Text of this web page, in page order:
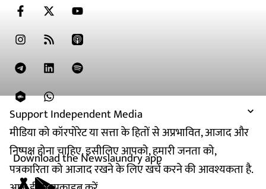
Support Independent Media
मीडिया को कॉरपोरेट या सत्ता के हितों से अप्रभावित, आजाद और
निष्पक्ष होना चाहिए. इसीलिए आपको, हमारी जनता को,
पत्रकारिता को आजाद रखने के लिए खर्च करने की आवश्यकता है.
Download the Newslaundry app